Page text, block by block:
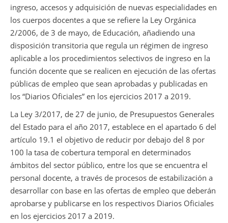
ingreso, accesos y adquisición de nuevas especialidades en
los cuerpos docentes a que se refiere la Ley Orgánica
2/2006, de 3 de mayo, de Educación, añadiendo una
disposición transitoria que regula un régimen de ingreso
aplicable a los procedimientos selectivos de ingreso en la
función docente que se realicen en ejecución de las ofertas
públicas de empleo que sean aprobadas y publicadas en
los “Diarios Oficiales” en los ejercicios 2017 a 2019.
La Ley 3/2017, de 27 de junio, de Presupuestos Generales
del Estado para el año 2017, establece en el apartado 6 del
artículo 19.1 el objetivo de reducir por debajo del 8 por
100 la tasa de cobertura temporal en determinados
ámbitos del sector público, entre los que se encuentra el
personal docente, a través de procesos de estabilización a
desarrollar con base en las ofertas de empleo que deberán
aprobarse y publicarse en los respectivos Diarios Oficiales
en los ejercicios 2017 a 2019.